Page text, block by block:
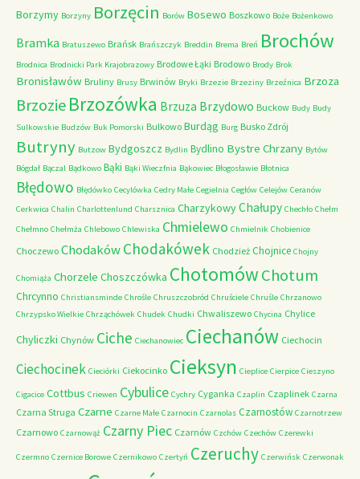
Borzymy Borzyny Borzęcin Borów Bosewo Boszkowo Boże Bożenkowo
Bramka Bratuszewo Brańsk Brańszczyk Breddin Brema Breń Brochów
Brodnica Brodnicki Park Krajobrazowy Brodowe Łąki Brodowo Brody Brok
Bronisławów Bruliny Brusy Brwinów Bryki Brzezie Brzeziny Brzeźnica Brzoza
Brzozie Brzozówka Brzuza Brzydowo Buckow Budy Budy
Sulkowskie Budzów Buk Pomorski Bulkowo Burdąg Burg Busko Zdrój
Butryny Butzow Bydgoszcz Bydlin Bydlino Bystre Chrzany Bytów
Bógdał Bączal Bądkowo Bąki Bąki Wieczfnia Bąkowiec Błogosławie Błotnica
Błędowo Błędówko Cecylówka Cedry Małe Cegielnia Cegłów Celejów Ceranów
Cerkwica Chalin Charlottenlund Charsznica CharzykowyChałupy Chechło Chełm
Chełmno Chełmża Chlebowo Chlewiska Chmielewo Chmielnik Chobienice
Choczewo ChodakówChodakówek Chodzież Chojnice Chojny
Chomiąża Chorzele Choszczówka ChotomówChotum
Chrcynno Christiansminde Chrośle Chruszczobród Chruściele Chruśle Chrzanowo
Chrzypsko Wielkie Chrząchówek Chudek Chudki Chwaliszewo Chycina Chylice
Chyliczki Chynów Ciche Ciechanowiec Ciechanów Ciechocin
Ciechocinek Cieciórki Ciekocinko Cieksyn Cieplice Cierpice Cieszyno
Cigacice Cottbus Criewen Cybulice Cychry Cyganka Czaplin Czaplinek Czarna
Czarna Struga Czarne Czarne Małe Czarnocin Czarnolas Czarnostów Czarnotrzew
Czarnowo Czarnowąż Czarny Piec Czarnów Czchów Czechów Czerewki
Czermno Czernice Borowe Czernikowo Czertyń Czeruchy Czerwińsk Czerwonak